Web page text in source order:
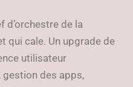
d’orchestre de la
qui cale. Un upgrade de
utilisateur
gestion des apps,